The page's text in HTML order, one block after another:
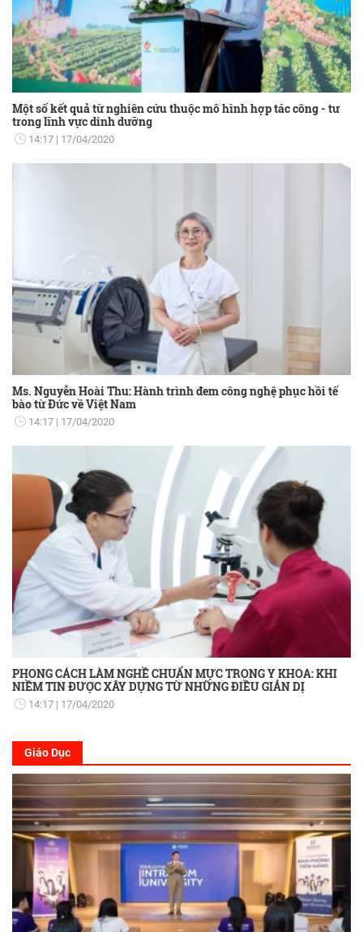
Một số kết quả từ nghiên cứu thuộc mô hình hợp tác công - tư
trong lĩnh vực dinh dưỡng
14:17 17/04/2020
Ms. Nguyễn Hoài Thu: Hành trình đem công nghệ phục hồi tế
bào từ Đức về Việt Nam
14:17 17/04/2020
PHONG CÁCH LÀM NGHỀ CHUẨN MỰC TRONG Y KHOA: KHI
NIỀM TIN ĐƯỢC XÂY DỰNG TỪ NHỮNG ĐIỀU GIẢN DỊ
14:17 17/04/2020
Giáo Dục